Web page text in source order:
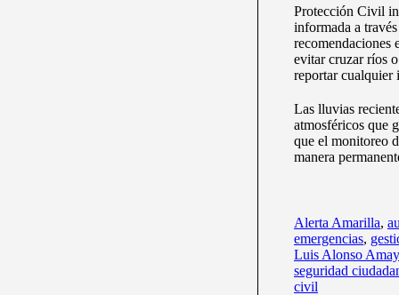
Protección Civil
informada a
recomendaciones
evitar cruzar ríos
reportar cualquier
Las lluvias
atmosféricos que
que el monitoreo
manera
Alerta Amarilla,
emergencias,
Luis Alonso
seguridad
civil